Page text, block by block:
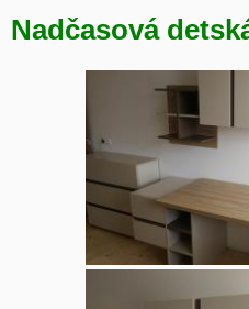
Nadčasová